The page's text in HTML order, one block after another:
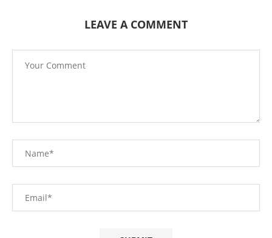
LEAVE A COMMENT